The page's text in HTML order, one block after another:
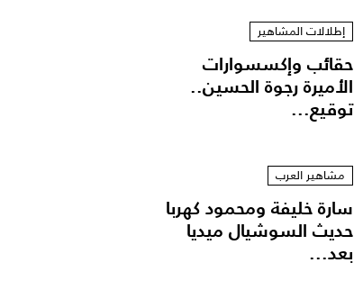
إطلالات المشاهير
حقائب وإكسسوارات
الأميرة رجوة الحسين..
توقيع...
مشاهير العرب
سارة خليفة ومحمود كهربا
حديث السوشيال ميديا
بعد...